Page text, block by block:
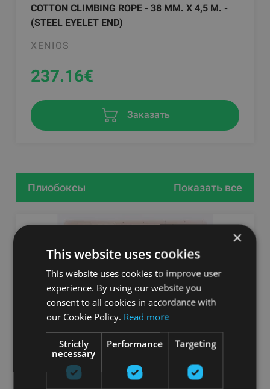
COTTON CLIMBING ROPE - 38 MM. X 4,5 M. -
(STEEL EYELET END)
XENIOS
237.16€
Заказать
Плиобоксы Показать все
PLYO BOX 75X60X50, PLYWOOD 15MM,
ASSEMBLED, STRENGTH 150 KG
×
This website uses cookies
This website uses cookies to improve user
experience. By using our website you
consent to all cookies in accordance with
our Cookie Policy. Read more
Strictly
necessary
Performance Targeting